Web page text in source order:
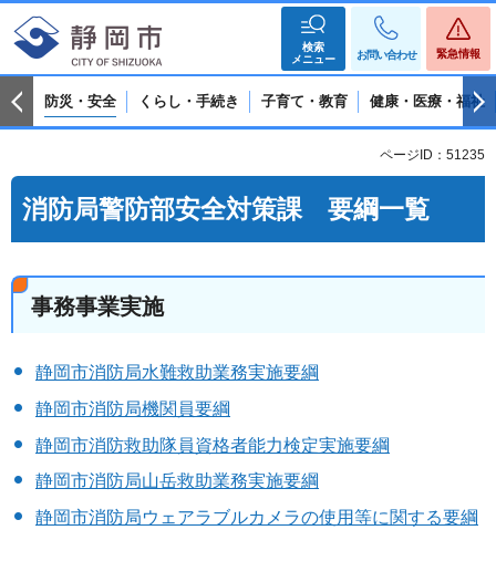
検索
メニュー
お問い合わせ 緊急情報
防災・安全 くらし・手続き 子育て・教育 健康・医療・福祉
ページID：51235
消防局警防部安全対策課 要綱一覧
事務事業実施
静岡市消防局水難救助業務実施要綱
静岡市消防局機関員要綱
静岡市消防救助隊員資格者能力検定実施要綱
静岡市消防局山岳救助業務実施要綱
静岡市消防局ウェアラブルカメラの使用等に関する要綱